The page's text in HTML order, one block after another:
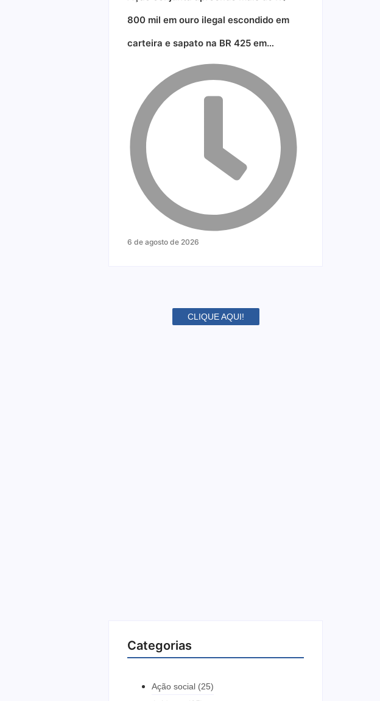
800 mil em ouro ilegal escondido em
carteira e sapato na BR 425 em…
6 de agosto de 2026
CLIQUE AQUI!
Categorias
Ação social (25)